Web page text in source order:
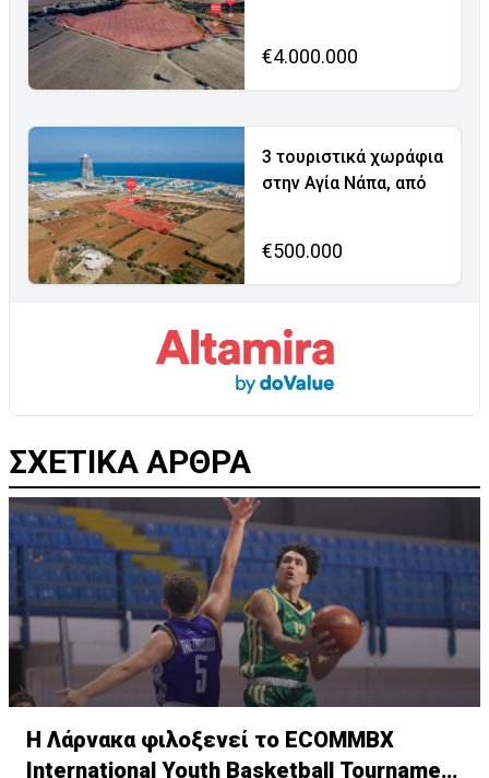
€4.000.000
3 τουριστικά χωράφια
στην Αγία Νάπα, από
€500.000
ΣΧΕΤΙΚΑ ΑΡΘΡΑ
Η Λάρνακα φιλοξενεί το ECOMMBX
International Youth Basketball Tournament